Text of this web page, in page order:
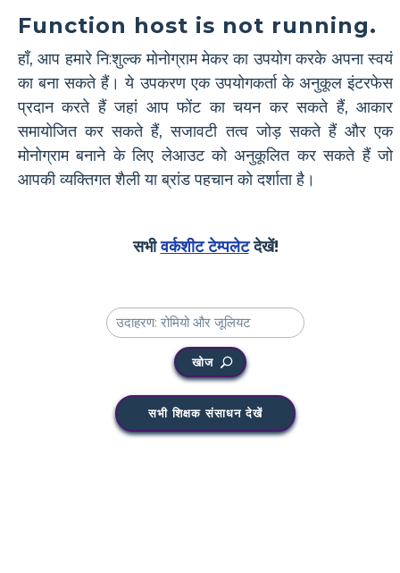
Function host is not running.
हाँ, आप हमारे नि:शुल्क मोनोग्राम मेकर का उपयोग करके अपना स्वयं
का बना सकते हैं। ये उपकरण एक उपयोगकर्ता के अनुकूल इंटरफेस
प्रदान करते हैं जहां आप फोंट का चयन कर सकते हैं, आकार
समायोजित कर सकते हैं, सजावटी तत्व जोड़ सकते हैं और एक
मोनोग्राम बनाने के लिए लेआउट को अनुकूलित कर सकते हैं जो
आपकी व्यक्तिगत शैली या ब्रांड पहचान को दर्शाता है।
सभीवर्कशीट टेम्पलेटदेखें!
खोज
सभी शिक्षक संसाधन देखें